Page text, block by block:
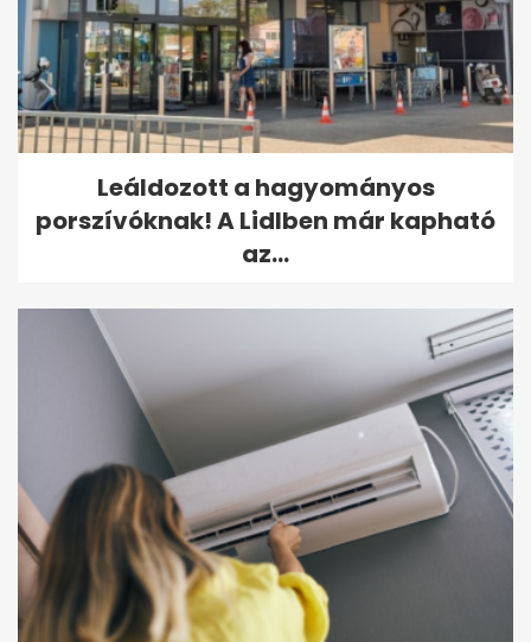
Leáldozott a hagyományos
porszívóknak! A Lidlben már kapható
az...